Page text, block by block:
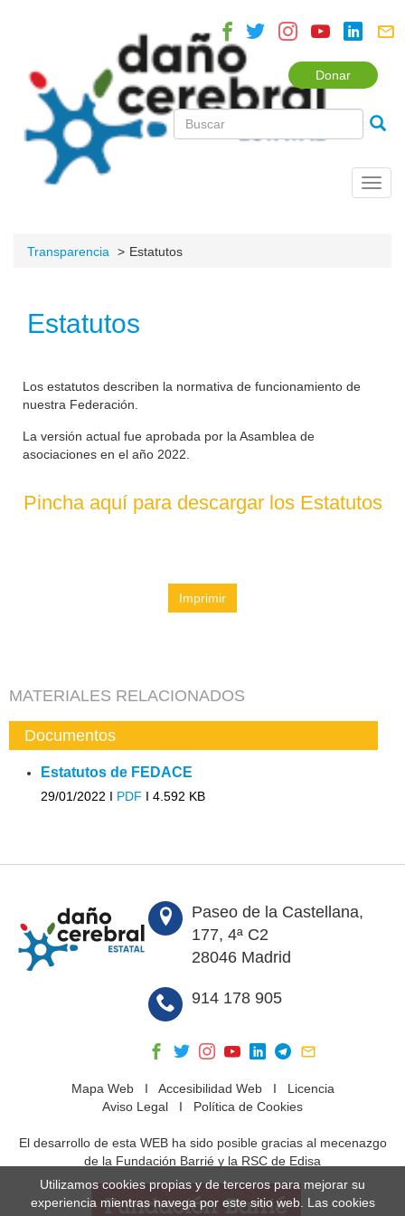
Donar
Transparencia Estatutos
Estatutos
Los estatutos describen la normativa de funcionamiento de
nuestra Federación.
La versión actual fue aprobada por la Asamblea de
asociaciones en el año 2022.
Pincha aquí para descargar los Estatutos
Imprimir
MATERIALES RELACIONADOS
Documentos
Estatutos de FEDACE
29/01/2022 I PDF I 4.592 KB
Paseo de la Castellana,
177, 4ª C2
28046 Madrid
914 178 905
Mapa WebI Accesibilidad WebI Licencia
Aviso Legal I Política de Cookies
El desarrollo de esta WEB ha sido posible gracias al mecenazgo
de la Fundación Barrié y la RSC de Edisa
Utilizamos cookies propias y de terceros para mejorar su
experiencia mientras navega por este sitio web. Las cookies